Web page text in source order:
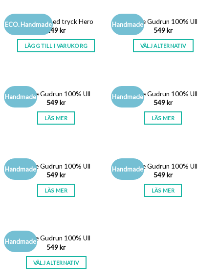
ECO. Handmade
Tygkasse med tryck Hero
149kr
LÄGG TILL I VARUKORG
HandmadeVante Gudrun 100% Ull
549kr
VÄLJ ALTERNATIV
HandmadeSLUT I LAGER
Vante Gudrun 100% Ull
549kr
LÄS MER
HandmadeSLUT I LAGER
Vante Gudrun 100% Ull
549kr
LÄS MER
HandmadeSLUT I LAGER
Vante Gudrun 100% Ull
549kr
LÄS MER
HandmadeSLUT I LAGER
Vante Gudrun 100% Ull
549kr
LÄS MER
HandmadeVante Gudrun 100% Ull
549kr
VÄLJ ALTERNATIV